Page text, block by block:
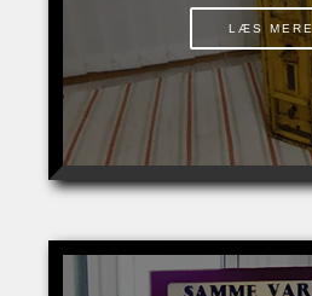
LÆS MERE